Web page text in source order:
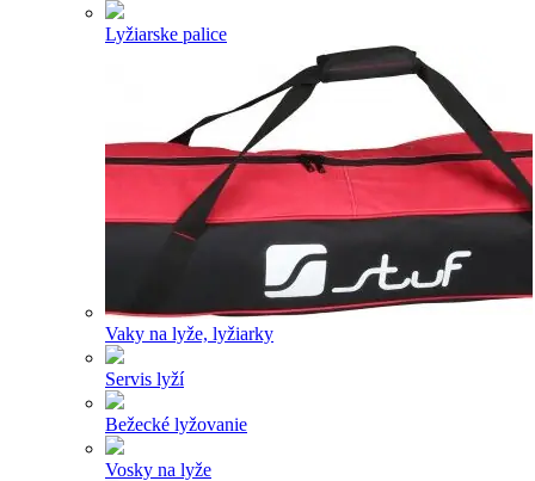
Lyžiarske palice
Vaky na lyže, lyžiarky
Servis lyží
Bežecké lyžovanie
Vosky na lyže